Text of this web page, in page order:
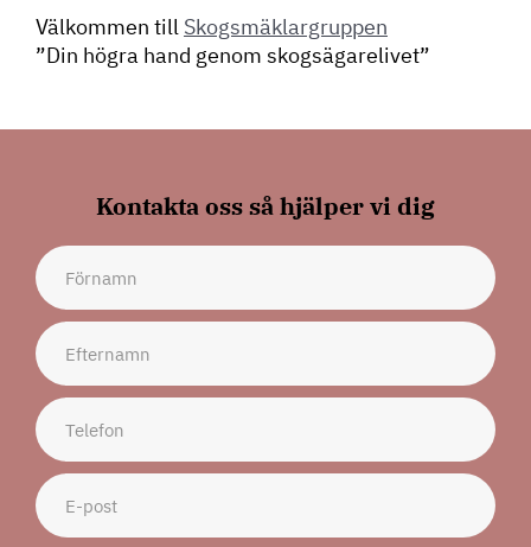
Välkommen till Skogsmäklargruppen
”Din högra hand genom skogsägarelivet”
Kontakta oss så hjälper vi dig